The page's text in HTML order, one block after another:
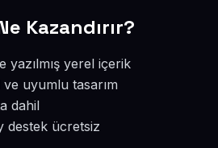
Kazandırır?
yazılmış yerel içerik
ve uyumlu tasarım
dahil
destek ücretsiz